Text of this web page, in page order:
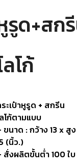
รูด+สก
ลโก้
ะเป๋าหูรูด + สกรีน
โก้ตามแบบ
ขนาด : กว้าง 13 x สูง
(นิ้ว.)
สั่งผลิตขั้นต่ำ 100 ใบ